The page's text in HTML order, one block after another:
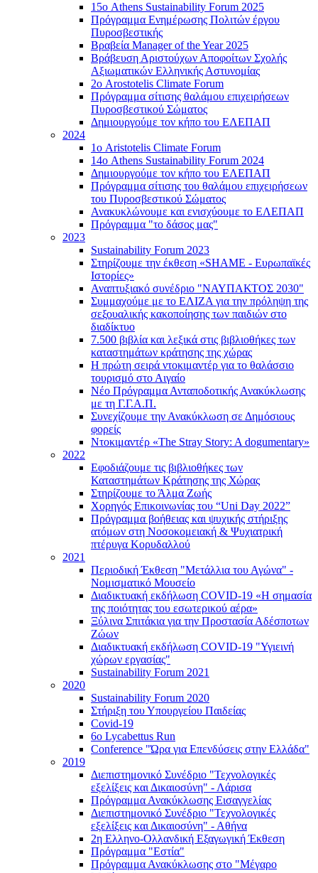
15ο Athens Sustainability Forum 2025
Πρόγραμμα Ενημέρωσης Πολιτών έργου
Πυροσβεστικής
Βραβεία Manager of the Year 2025
Βράβευση Αριστούχων Αποφοίτων Σχολής
Αξιωματικών Ελληνικής Αστυνομίας
2ο Arostotelis Climate Forum
Πρόγραμμα σίτισης θαλάμου επιχειρήσεων
Πυροσβεστικού Σώματος
Δημιουργούμε τον κήπο του ΕΛΕΠΑΠ
2024
1ο Aristotelis Climate Forum
14ο Athens Sustainability Forum 2024
Δημιουργούμε τον κήπο του ΕΛΕΠΑΠ
Πρόγραμμα σίτισης του θαλάμου επιχειρήσεων
του Πυροσβεστικού Σώματος
Ανακυκλώνουμε και ενισχύουμε το ΕΛΕΠΑΠ
Πρόγραμμα "το δάσος μας"
2023
Sustainability Forum 2023
Στηρίζουμε την έκθεση «SHAME - Ευρωπαϊκές
Ιστορίες»
Αναπτυξιακό συνέδριο "ΝΑΥΠΑΚΤΟΣ 2030"
Συμμαχούμε με το ΕΛΙΖΑ για την πρόληψη της
σεξουαλικής κακοποίησης των παιδιών στο
διαδίκτυο
7.500 βιβλία και λεξικά στις βιβλιοθήκες των
καταστημάτων κράτησης της χώρας
Η πρώτη σειρά ντοκιμαντέρ για το θαλάσσιο
τουρισμό στο Αιγαίο
Νέο Πρόγραμμα Ανταποδοτικής Ανακύκλωσης
με τη Γ.Γ.Α.Π.
Συνεχίζουμε την Ανακύκλωση σε Δημόσιους
φορείς
Ντοκιμαντέρ «The Stray Story: A dogumentary»
2022
Εφοδιάζουμε τις βιβλιοθήκες των
Καταστημάτων Κράτησης της Χώρας
Στηρίζουμε το Άλμα Ζωής
Χορηγός Επικοινωνίας του “Uni Day 2022”
Πρόγραμμα βοήθειας και ψυχικής στήριξης
ατόμων στη Νοσοκομειακή & Ψυχιατρική
πτέρυγα Κορυδαλλού
2021
Περιοδική Έκθεση "Μετάλλια του Αγώνα" -
Νομισματικό Μουσείο
Διαδικτυακή εκδήλωση COVID-19 «Η σημασία
της ποιότητας του εσωτερικού αέρα»
Ξύλινα Σπιτάκια για την Προστασία Αδέσποτων
Ζώων
Διαδικτυακή εκδήλωση COVID-19 "Υγιεινή
χώρων εργασίας"
Sustainability Forum 2021
2020
Sustainability Forum 2020
Στήριξη του Υπουργείου Παιδείας
Covid-19
6ο Lycabettus Run
Conference "Ώρα για Επενδύσεις στην Ελλάδα"
2019
Διεπιστημονικό Συνέδριο "Τεχνολογικές
εξελίξεις και Δικαιοσύνη" - Λάρισα
Πρόγραμμα Ανακύκλωσης Εισαγγελίας
Διεπιστημονικό Συνέδριο "Τεχνολογικές
εξελίξεις και Δικαιοσύνη" - Αθήνα
2η Ελληνο-Ολλανδική Εξαγωγική Έκθεση
Πρόγραμμα "Εστία"
Πρόγραμμα Ανακύκλωσης στο "Μέγαρο